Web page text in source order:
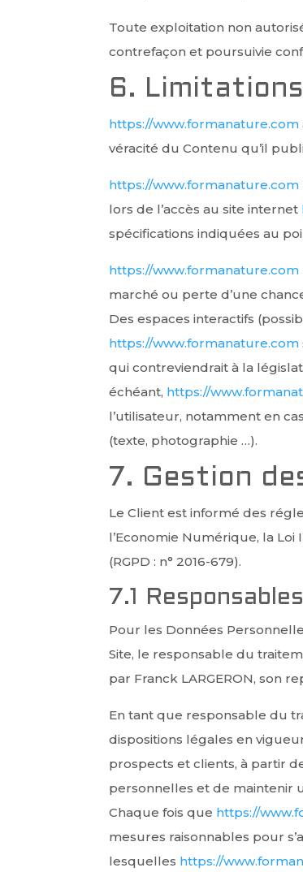
Toute exploitation non
contrefaçon et poursuivie
6.
https://www.formanature.com
véracité du Contenu qu’il
https://www.formanature.com
lors de l’accès au site internet
spécifications indiquées au
https://www.formanature.com
marché ou perte d’une
Des espaces interactifs
https://www.formanature.com
qui contreviendrait à la
échéant, https://
l’utilisateur, notamment en
(texte, photographie …).
7. Gestion
Le Client est informé des
l’Economie Numérique, la
(RGPD : n° 2016-679).
7.1
Pour les Données
Site, le responsable du
par Franck LARGERON, son
En tant que responsable du
dispositions légales en
prospects et clients, à partir
personnelles et de maintenir
Chaque fois que https://
mesures raisonnables pour
lesquelles https://